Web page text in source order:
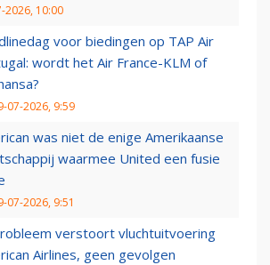
2026, 10:00
voor biedingen op TAP Air
wordt het Air France-KLM of
07-2026, 9:59
was niet de enige Amerikaanse
waarmee United een fusie
07-2026, 9:51
verstoort vluchtuitvoering
Airlines, geen gevolgen